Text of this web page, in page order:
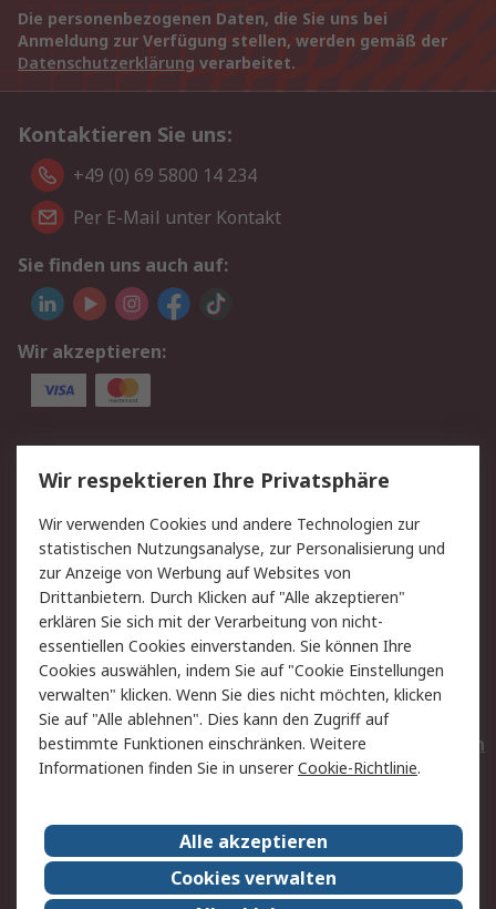
Die personenbezogenen Daten, die Sie uns bei
Anmeldung zur Verfügung stellen, werden gemäß der
Datenschutzerklärung verarbeitet.
Kontaktieren Sie uns:
+49 (0) 69 5800 14 234
Per E-Mail unter Kontakt
Sie finden uns auch auf:
Wir akzeptieren:
Service
Value Added Services
Lieferlösungen
Rücksendungen
Kontakt
Hilfe
Privatkunden
Rechtliches
AGB
Datenschutz
Cookie-Richtlinie
Zahlungsbedingungen
Copyright/Impressum
Entsorgung
Elektrogeräte/Batterien
RS weltweit
Karriere bei RS
Nachhaltigkeit
Qualität/Umwelt/ZertifikatePresse-Center
Wir respektieren Ihre Privatsphäre
Wir verwenden Cookies und andere Technologien zur
statistischen Nutzungsanalyse, zur Personalisierung und
zur Anzeige von Werbung auf Websites von
Drittanbietern. Durch Klicken auf "Alle akzeptieren"
erklären Sie sich mit der Verarbeitung von nicht-
essentiellen Cookies einverstanden. Sie können Ihre
Cookies auswählen, indem Sie auf "Cookie Einstellungen
verwalten" klicken. Wenn Sie dies nicht möchten, klicken
Sie auf "Alle ablehnen". Dies kann den Zugriff auf
bestimmte Funktionen einschränken. Weitere
Informationen finden Sie in unsererCookie-Richtlinie.
Alle akzeptieren
Cookies verwalten